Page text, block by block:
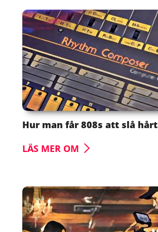
Hur man får 808s att slå hårt
LÄS MER OM